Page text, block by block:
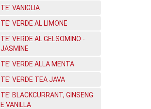
TE' VANIGLIA
TE' VERDE AL LIMONE
TE' VERDE AL GELSOMINO -
JASMINE
TE' VERDE ALLA MENTA
TE' VERDE TEA JAVA
TE' BLACKCURRANT, GINSENG
E VANILLA